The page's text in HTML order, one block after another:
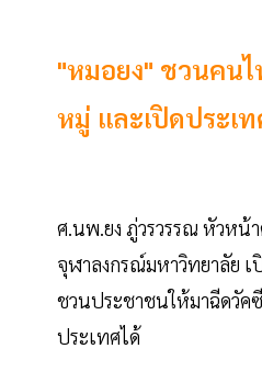
"หมอยง" ชวนคน
หมู่ และเปิดประเท
ศ.นพ.ยง ภู่วรวรรณ หัวหน้
จุฬาลงกรณ์มหาวิทยาลัย เ
ชวนประชาชนให้มาฉีดวัค
ประเทศได้